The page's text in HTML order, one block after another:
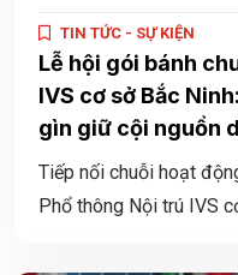
TIN TỨC - SỰ KIỆN
Lễ hội gói bánh
IVS cơ sở Bắc
gìn giữ cội nguồn
Tiếp nối chuỗi hoạt
Phổ thông Nội trú IVS